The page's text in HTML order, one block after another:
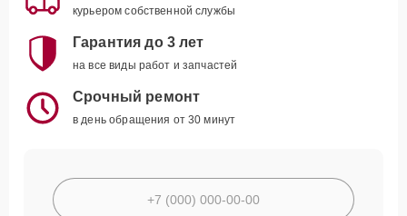
курьером собственной службы
Гарантия до 3 лет
на все виды работ и запчастей
Срочный ремонт
в день обращения от 30 минут